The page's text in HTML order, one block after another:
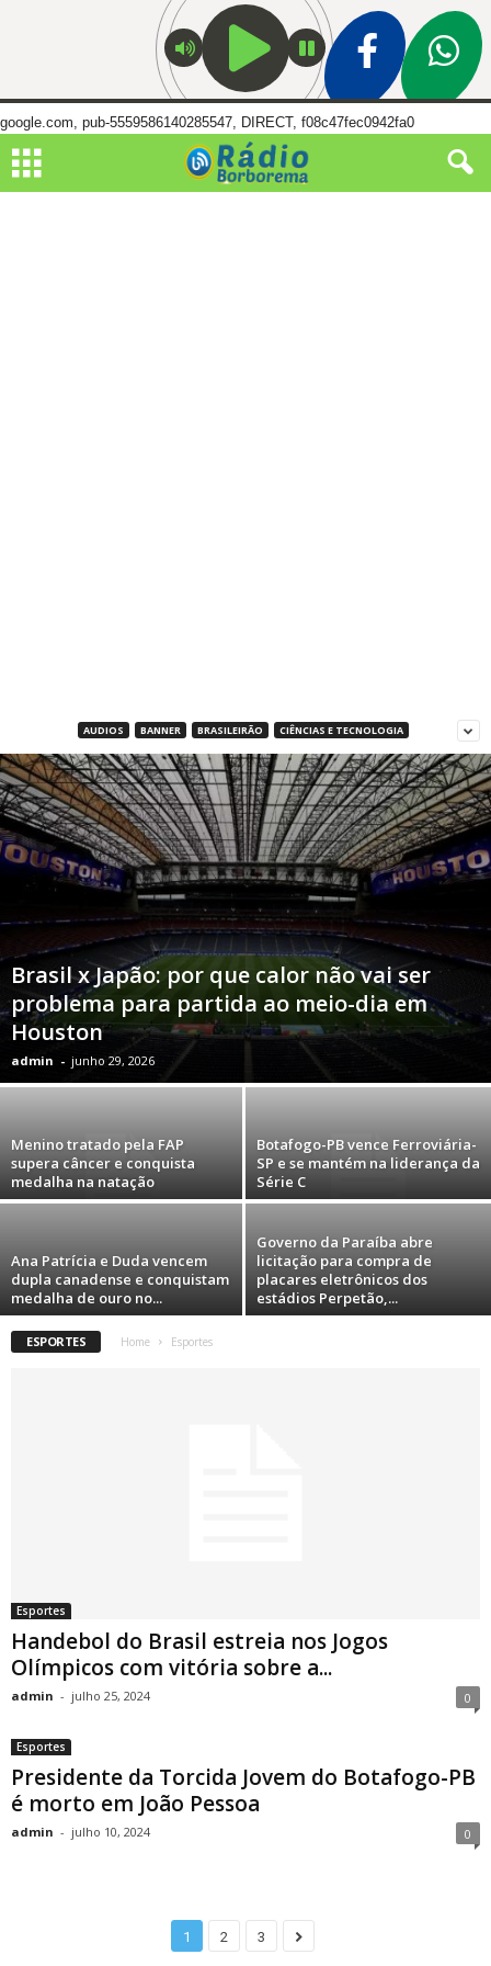
google.com, pub-5559586140285547, DIRECT, f08c47fec0942fa0
AUDIOS BANNER BRASILEIRÃO CIÊNCIAS E TECNOLOGIA
Brasil x Japão: por que calor não vai ser
problema para partida ao meio-dia em
Houston
admin - junho 29, 2026
Menino tratado pela FAP
supera câncer e conquista
medalha na natação
Botafogo-PB vence Ferroviária-
SP e se mantém na liderança da
Série C
Ana Patrícia e Duda vencem
dupla canadense e conquistam
medalha de ouro no...
Governo da Paraíba abre
licitação para compra de
placares eletrônicos dos
estádios Perpetão,...
ESPORTES Home Esportes
Esportes
Handebol do Brasil estreia nos Jogos
Olímpicos com vitória sobre a...
admin - julho 25, 2024 0
Esportes
Presidente da Torcida Jovem do Botafogo-PB
é morto em João Pessoa
admin - julho 10, 2024 0
1 2 3